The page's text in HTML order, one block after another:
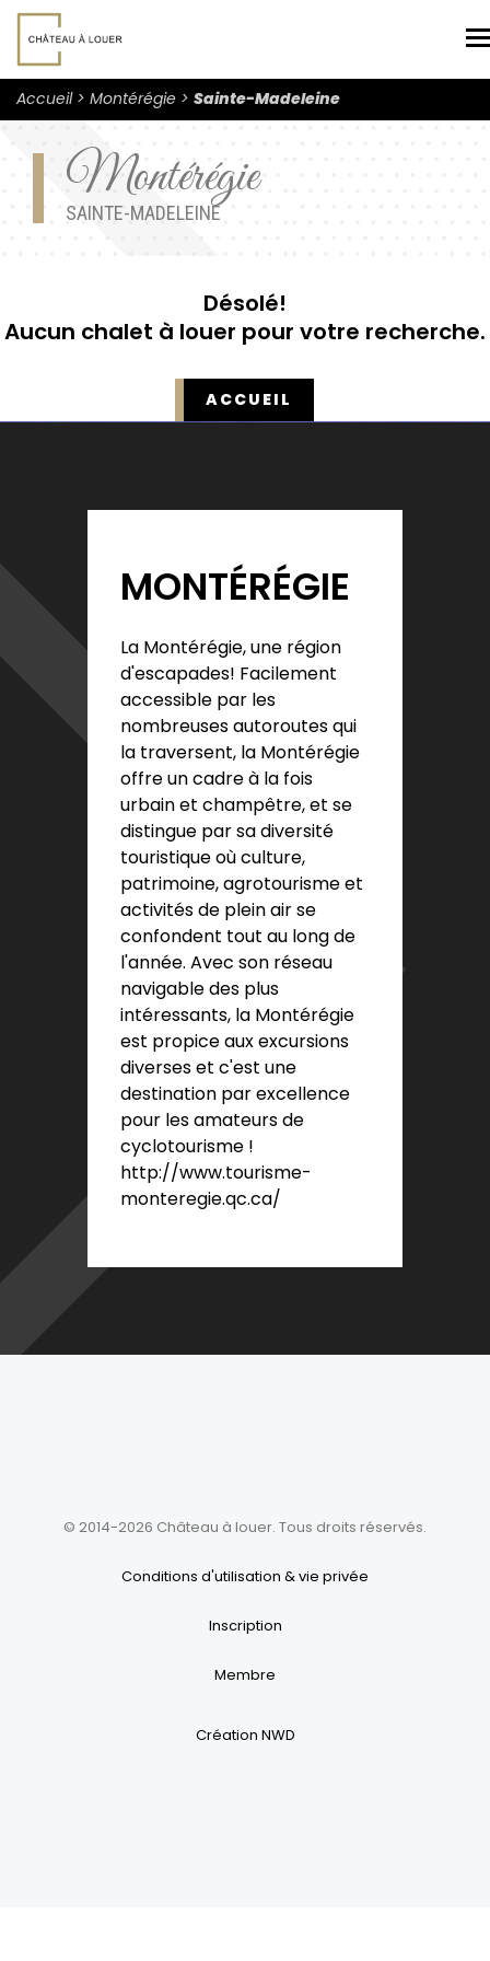
Accueil Montérégie Sainte-Madeleine
Montérégie
SAINTE-MADELEINE
Désolé!
Aucun chalet à louer pour votre recherche.
ACCUEIL
MONTÉRÉGIE
La Montérégie, une région
d'escapades! Facilement
accessible par les
nombreuses autoroutes qui
la traversent, la Montérégie
offre un cadre à la fois
urbain et champêtre, et se
distingue par sa diversité
touristique où culture,
patrimoine, agrotourisme et
activités de plein air se
confondent tout au long de
l'année. Avec son réseau
navigable des plus
intéressants, la Montérégie
est propice aux excursions
diverses et c'est une
destination par excellence
pour les amateurs de
cyclotourisme !
http://www.tourisme-
monteregie.qc.ca/
© 2014-2026 Château à louer. Tous droits réservés.
Conditions d'utilisation & vie privée
Inscription
Membre
Création NWD